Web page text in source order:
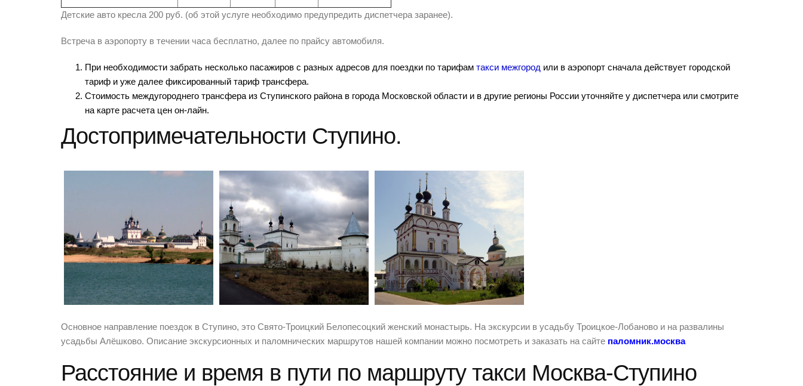
Детские авто кресла 200 руб. (об этой услуге необходимо предупредить диспетчера заранее).
Встреча в аэропорту в течении часа бесплатно, далее по прайсу автомобиля.
При необходимости забрать несколько пасажиров с разных адресов для поездки по тарифам такси межгород или в аэропорт сначала действует городской
тариф и уже далее фиксированный тариф трансфера.
Стоимость междугороднего трансфера из Ступинского района в города Московской области и в другие регионы России уточняйте у диспетчера или смотрите
на карте расчета цен он-лайн.
Достопримечательности Ступино.
Основное направление поездок в Ступино, это Свято-Троицкий Белопесоцкий женский монастырь. На экскурсии в усадьбу Троицкое-Лобаново и на развалины
усадьбы Алёшково. Описание экскурсионных и паломнических маршрутов нашей компании можно посмотреть и заказать на сайте паломник.москва
Расстояние и время в пути по маршруту такси Москва-Ступино